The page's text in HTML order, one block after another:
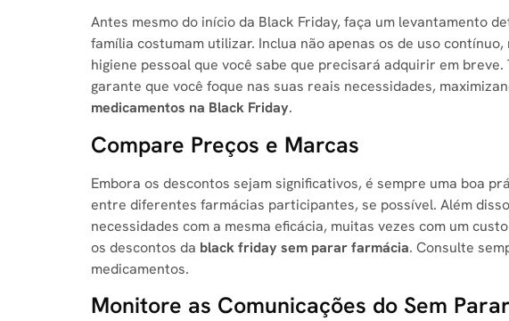
Antes mesmo do início da Black Friday, faça um levantamento
família costumam utilizar. Inclua não apenas os de uso
higiene pessoal que você sabe que precisará adquirir em
garante que você foque nas suas reais necessidades,
medicamentos na Black Friday.
Compare Preços e Marcas
Embora os descontos sejam significativos, é sempre uma boa
entre diferentes farmácias participantes, se possível. Além
necessidades com a mesma eficácia, muitas vezes com um
os descontos da black friday sem parar farmácia. Consulte
medicamentos.
Monitore as Comunicações do Sem Parar